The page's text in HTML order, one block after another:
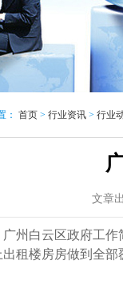
： 首页 > 行业资讯 > 行业
文章
广州 白云区政府工作
出租楼房房做到全